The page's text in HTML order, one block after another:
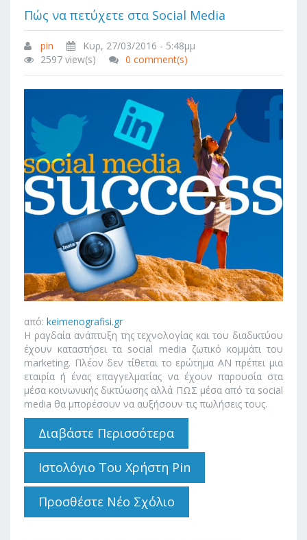
Πώς να πετύχετε στα Social Media
pin
Κυρ, 27/03/2016 - 5:48μμ
2597 view(s)
0 comment(s)
από: keimenografisi.gr
Η ραγδαία ανάπτυξη της τεχνολογίας και του διαδικτύου
έχουν καταστήσει τα social media ζωτικό κομμάτι του
marketing. Πλέον δεν τίθεται το ερώτημα ΑΝ πρέπει μια
εταιρία ή ένας επαγγελματίας να έχουν παρουσία στα
μέσα κοινωνικής δικτύωσης αλλά ΠΩΣ μέσα από τα social
media θα μπορέσουν να αυξήσουν τις πωλήσεις τους.
Διαβάστε Περισσότερα
Πετύχετε Στα
Social Media
Ιστολόγιο Του Χρήστη Pin
Προσθέστε Νέο Σχόλιο